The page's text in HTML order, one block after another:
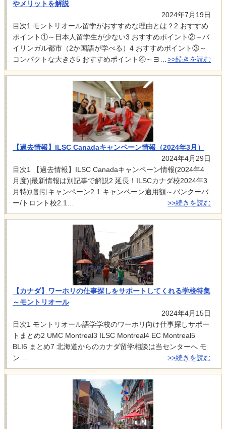
やメリットを解説
2024年7月19日
目次1 モントリオール留学がおすすめな理由とは？2 おすすめ
ポイント①～日本人留学生が少ない3 おすすめポイント②～バ
イリンガル都市（2か国語が学べる）4 おすすめポイント③～
コンパクトな大きさ5 おすすめポイント④～ヨ… >>続きを読む
【過去情報】ILSC Canadaキャンペーン情報（2024年3月）
2024年4月29日
目次1 【過去情報】ILSC Canadaキャンペーン情報(2024年4
月度)|最新情報は別記事で解説2 延長！ILSCカナダ校2024年3
月特別割引キャンペーン2.1 キャンペーン適用額～バンクーバ
ー/トロント校2.1…
>>続きを読む
【カナダ】ワーホリの仕事探しをサポートしてくれる学校特集
～モントリオール
2024年4月15日
目次1 モントリオール語学学校のワーホリ向け仕事探しサポー
トまとめ2 UMC Montreal3 ILSC Montreal4 EC Montreal5
BLI6 まとめ7 北海道からのカナダ留学相談は当センターへ モ
ン…
>>続きを読む